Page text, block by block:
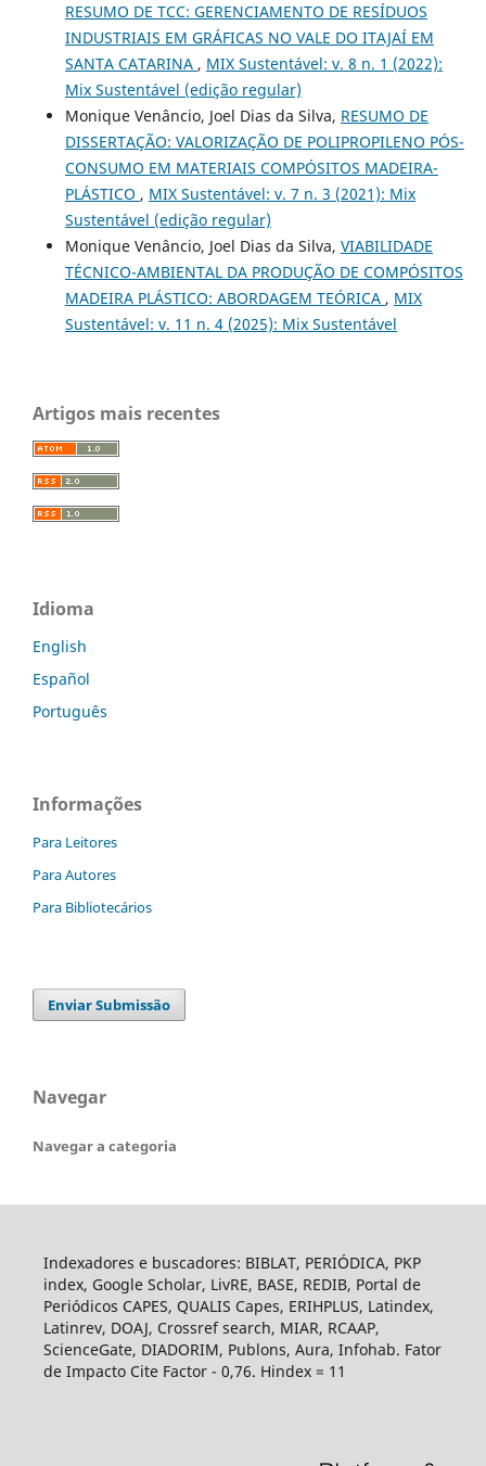
RESUMO DE TCC: GERENCIAMENTO DE RESÍDUOS
INDUSTRIAIS EM GRÁFICAS NO VALE DO ITAJAÍ EM
SANTA CATARINA , MIX Sustentável: v. 8 n. 1 (2022):
Mix Sustentável (edição regular)
Monique Venâncio, Joel Dias da Silva, RESUMO DE
DISSERTAÇÃO: VALORIZAÇÃO DE POLIPROPILENO PÓS-
CONSUMO EM MATERIAIS COMPÓSITOS MADEIRA-
PLÁSTICO , MIX Sustentável: v. 7 n. 3 (2021): Mix
Sustentável (edição regular)
Monique Venâncio, Joel Dias da Silva, VIABILIDADE
TÉCNICO-AMBIENTAL DA PRODUÇÃO DE COMPÓSITOS
MADEIRA PLÁSTICO: ABORDAGEM TEÓRICA , MIX
Sustentável: v. 11 n. 4 (2025): Mix Sustentável
Artigos mais recentes
Idioma
English
Español
Português
Informações
Para Leitores
Para Autores
Para Bibliotecários
Enviar Submissão
Navegar
Navegar a categoria
Indexadores e buscadores: BIBLAT, PERIÓDICA, PKP
index, Google Scholar, LivRE, BASE, REDIB, Portal de
Periódicos CAPES, QUALIS Capes, ERIHPLUS, Latindex,
Latinrev, DOAJ, Crossref search, MIAR, RCAAP,
ScienceGate, DIADORIM, Publons, Aura, Infohab. Fator
de Impacto Cite Factor - 0,76. Hindex = 11